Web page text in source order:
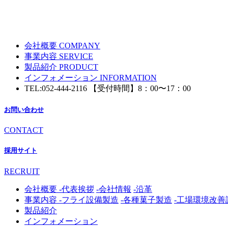
会社概要 COMPANY
事業内容 SERVICE
製品紹介 PRODUCT
インフォメーション INFORMATION
TEL:052-444-2116 【受付時間】8：00〜17：00
お問い合わせ
CONTACT
採用サイト
RECRUIT
会社概要 -代表挨拶 -会社情報 -沿革
事業内容 -フライ設備製造 -各種菓子製造 -工場環境改善
製品紹介
インフォメーション